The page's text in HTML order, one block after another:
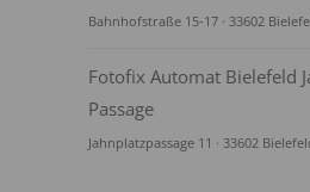
Bahnhofstraße 15-17 · 33602
Fotofix Automat Bielefeld
Passage
Jahnplatzpassage 11 · 33602